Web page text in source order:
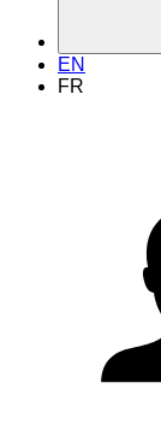
EN
FR